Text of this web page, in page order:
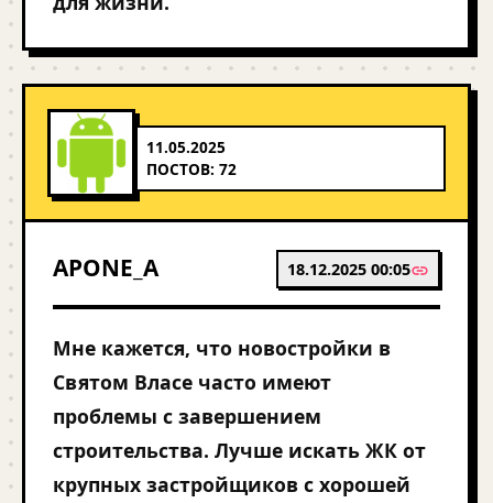
11.05.2025
ПОСТОВ: 72
APONE_A 18.12.2025 00:05
Мне кажется, что новостройки в
Святом Власе часто имеют
проблемы с завершением
строительства. Лучше искать ЖК от
крупных застройщиков с хорошей